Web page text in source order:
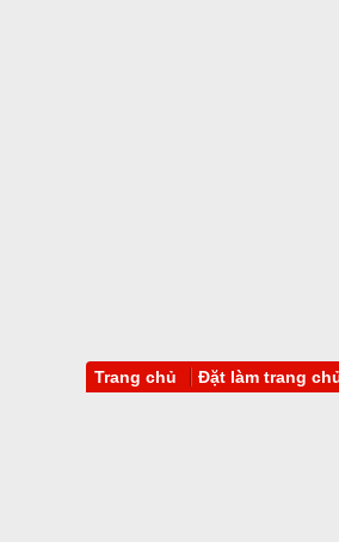
Trang chủ Đặt làm trang